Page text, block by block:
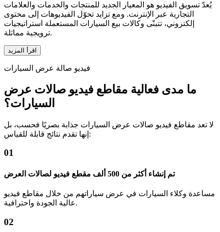
يُعدّ تسويق الفيديو هو المعيار الجديد للمنتجات والخدمات والعلامات
التجارية عبر الإنترنت. ومع تزايد تحوّل الفيديوهات إلى محتوى
إلكتروني، تتبنّى وكالات بيع السيارات المستعملة استراتيجيات
ترويجية مماثلة.
اقرأ المزيد
فيديو صالة عرض السيارات
ما مدى فعالية مقاطع فيديو صالات عرض
السيارات؟
لا تعد مقاطع فيديو صالات عرض السيارات جذابة بصريًا فحسب، بل
إنها تقدم نتائج قابلة للقياس:
01
تم إنشاء أكثر من 500 ألف مقطع فيديو لصالات العرض
مساعدة وكلاء السيارات في عرض سياراتهم من خلال مقاطع فيديو
عالية الجودة واحترافية.
02